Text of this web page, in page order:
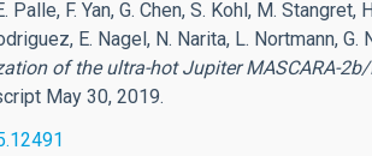
Palle, F. Yan, G. Chen, S. Kohl, M. Stangret,
E. Nagel, N. Narita, L. Nortmann,
of the ultra-hot Jupiter MASCARA-2b/
May 30, 2019.